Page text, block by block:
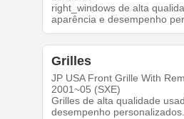
right_windows de alta
aparência e desempenho
Grilles
JP USA Front Grille With
2001~05 (SXE)
Grilles de alta qualidade
desempenho personalizados.